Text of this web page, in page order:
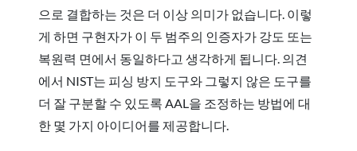
으로 결합하는 것은 더 이상 의미가 없습니다. 이렇
게 하면 구현자가 이 두 범주의 인증자가 강도 또는
복원력 면에서 동일하다고 생각하게 됩니다. 의견
에서 NIST는 피싱 방지 도구와 그렇지 않은 도구를
더 잘 구분할 수 있도록 AAL을 조정하는 방법에 대
한 몇 가지 아이디어를 제공합니다.